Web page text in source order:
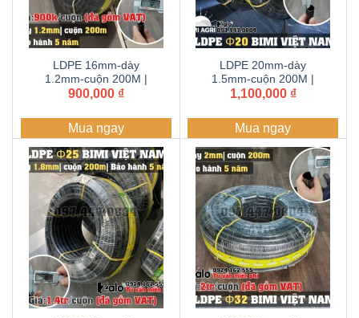
LDPE 16mm-dày
1.2mm-cuộn 200M |
ống, dây tưới PE BIMI
năm
900,000 ₫
Mua ngay
LDPE 20mm-dày
1.5mm-cuộn 200M |
ống, dây tưới PE BIMI
năm
1,100,000 ₫
Mua ngay